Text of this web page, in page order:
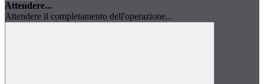
Attendere...
Attendere il completamento dell'operazione...